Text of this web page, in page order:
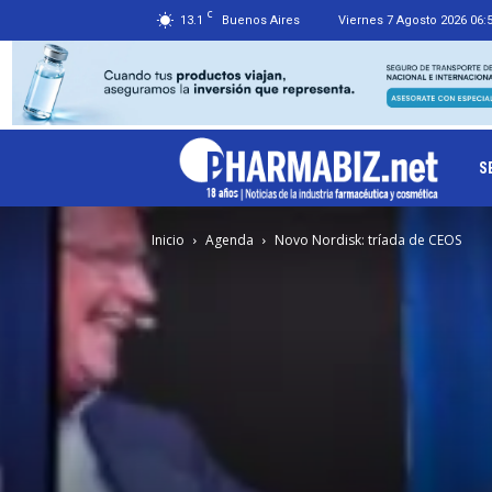
13.1 C Buenos Aires Viernes 7 Agosto 2026
Inicio Agenda Novo Nordisk: tríada de CEOS